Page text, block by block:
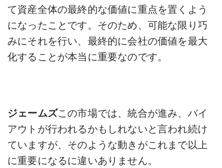
て資産全体の最終的な価値に重点を置くよう
になったことです。そのため、可能な限り巧
みにそれを行い、最終的に会社の価値を最大
化することが本当に重要なのです。
ジェームズこの市場では、統合が進み、バイ
アウトが行われるかもしれないと言われ続け
ていますが、そのような動きがこれまで以上
に重要になるに違いありません。